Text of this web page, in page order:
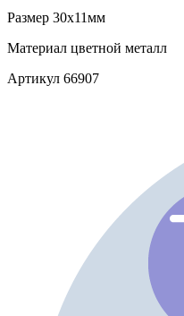
Размер 30х11мм
Материал цветной металл
Артикул 66907